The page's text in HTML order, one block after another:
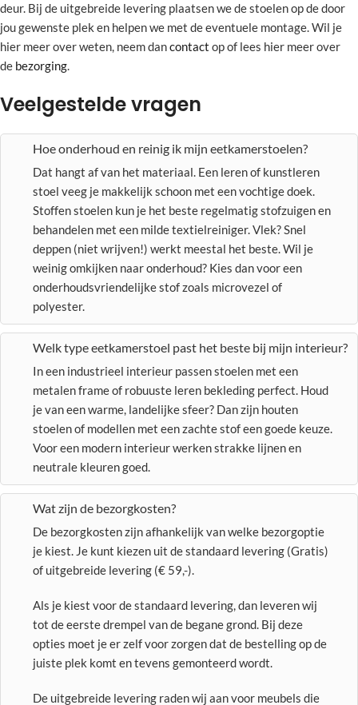
deur. Bij de uitgebreide levering plaatsen we de stoelen op de door
jou gewenste plek en helpen we met de eventuele montage. Wil je
hier meer over weten, neem dancontact op of lees hier meer over
de bezorging.
Veelgestelde vragen
Hoe onderhoud en reinig ik mijn eetkamerstoelen?
Dat hangt af van het materiaal. Een leren of kunstleren
stoel veeg je makkelijk schoon met een vochtige doek.
Stoffen stoelen kun je het beste regelmatig stofzuigen en
behandelen met een milde textielreiniger. Vlek? Snel
deppen (niet wrijven!) werkt meestal het beste. Wil je
weinig omkijken naar onderhoud? Kies dan voor een
onderhoudsvriendelijke stof zoals microvezel of
polyester.
Welk type eetkamerstoel past het beste bij mijn interieur?
In een industrieel interieur passen stoelen met een
metalen frame of robuuste leren bekleding perfect. Houd
je van een warme, landelijke sfeer? Dan zijn houten
stoelen of modellen met een zachte stof een goede keuze.
Voor een modern interieur werken strakke lijnen en
neutrale kleuren goed.
Wat zijn de bezorgkosten?
De bezorgkosten zijn afhankelijk van welke bezorgoptie
je kiest. Je kunt kiezen uit de standaard levering (Gratis)
of uitgebreide levering (€ 59,-).
Als je kiest voor de standaard levering, dan leveren wij
tot de eerste drempel van de begane grond. Bij deze
opties moet je er zelf voor zorgen dat de bestelling op de
juiste plek komt en tevens gemonteerd wordt.
De uitgebreide levering raden wij aan voor meubels die